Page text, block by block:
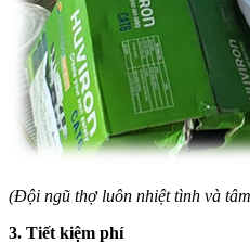
(Đội ngũ thợ luôn nhiệt tình và
3. Tiết kiệm phí